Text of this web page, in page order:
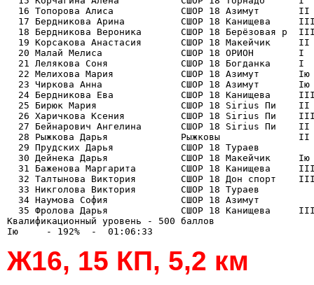
16 Топорова Алиса            СШОР 18 Азимут
17 Бердникова Арина          СШОР 18 Канищева
18 Бердникова Вероника       СШОР 18 Берёзовая р
19 Корсакова Анастасия       СШОР 18 Макейчик
20 Малай Мелиса              СШОР 18 ОРИОН
21 Лелякова Соня             СШОР 18 Богданка
22 Мелихова Мария            СШОР 18 Азимут
23 Чиркова Анна              СШОР 18 Азимут
24 Бердникова Ева            СШОР 18 Канищева
25 Бирюк Мария               СШОР 18 Sirius Пи
26 Харичкова Ксения          СШОР 18 Sirius Пи
27 Бейнарович Ангелина       СШОР 18 Sirius Пи
28 Рыжкова Дарья             Рыжковы
29 Прудских Дарья            СШОР 18
30 Дейнека Дарья             СШОР 18
31 Баженова Маргарита        СШОР 18
32 Талтынова Виктория        СШОР 18 Дон
33 Никголова Виктория        СШОР 18
34 Наумова София             СШОР 18
35 Фролова Дарья             СШОР 18
Квалификационный уровень - 500 баллов
Ж16, 15 КП, 5,2 км